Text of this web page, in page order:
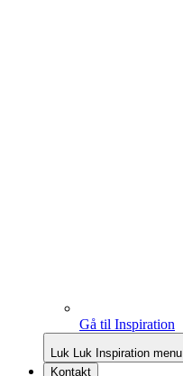
Gå til Inspiration
Luk Luk Inspiration menu
Kontakt